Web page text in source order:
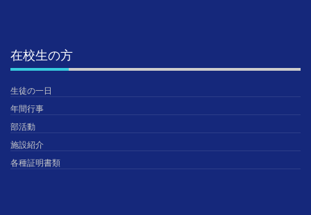
在校生の方
生徒の一日
年間行事
部活動
施設紹介
各種証明書類